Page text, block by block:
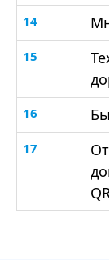
14
15
16
17